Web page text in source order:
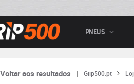
PNEUS
Voltar aos resultados Grip500.pt